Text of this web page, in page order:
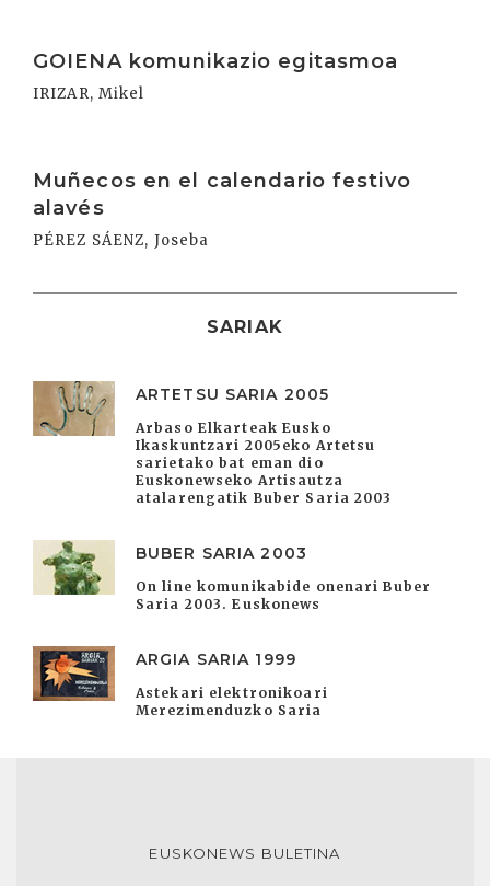
GOIENA komunikazio egitasmoa
IRIZAR, Mikel
Muñecos en el calendario festivo
alavés
PÉREZ SÁENZ, Joseba
SARIAK
ARTETSU SARIA 2005
Arbaso Elkarteak Eusko
Ikaskuntzari 2005eko Artetsu
sarietako bat eman dio
Euskonewseko Artisautza
atalarengatik Buber Saria 2003
BUBER SARIA 2003
On line komunikabide onenari Buber
Saria 2003. Euskonews
ARGIA SARIA 1999
Astekari elektronikoari
Merezimenduzko Saria
EUSKONEWS BULETINA